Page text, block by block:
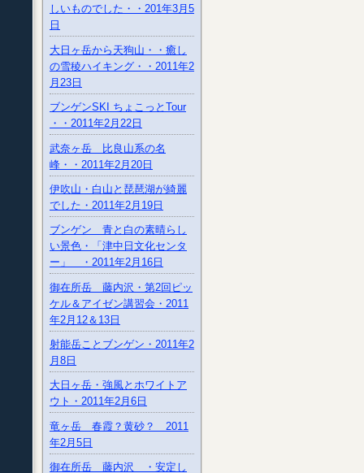
しいものでした・・201年3月5
日
大日ヶ岳から天狗山・・癒し
の雪稜ハイキング・・2011年2
月23日
ブンゲンSKI ちょこっとTour
・・2011年2月22日
武奈ヶ岳 比良山系の名
峰・・2011年2月20日
伊吹山・白山と琵琶湖が綺麗
でした・2011年2月19日
ブンゲン 青と白の素晴らし
い景色・「津中日文化センタ
ー」 ・2011年2月16日
御在所岳 藤内沢・第2回ピッ
ケル＆アイゼン講習会・2011
年2月12＆13日
射能岳ことブンゲン・2011年2
月8日
大日ヶ岳・強風とホワイトア
ウト・2011年2月6日
竜ヶ岳 春霞？黄砂？ 2011
年2月5日
御在所岳 藤内沢 ・安定し